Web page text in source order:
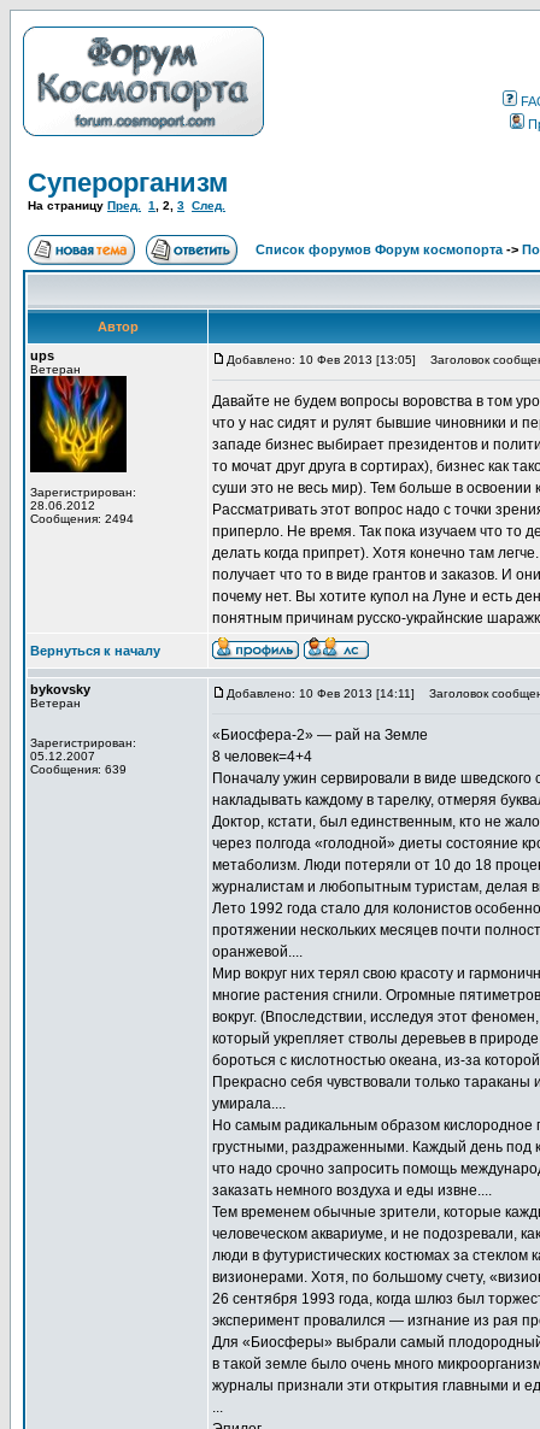
Суперорганизм
На страницу Пред. 1 2 3 След.
Список форумов Форум космопорта ->
Автор
ups
Ветеран
Зарегистрирован:
28.06.2012
Сообщения: 2494
Добавлено: 10 Фев 2013 [13:05] Заголовок
Давайте не будем вопросы воровства в том
что у нас сидят и рулят бывшие чиновники и
западе бизнес выбирает президентов и
то мочат друг друга в сортирах), бизнес как
суши это не весь мир). Тем больше в
Рассматривать этот вопрос надо с точки
приперло. Не время. Так пока изучаем что то
делать когда припрет). Хотя конечно там
получает что то в виде грантов и заказов. И
почему нет. Вы хотите купол на Луне и есть
понятным причинам русско-украйнские
Вернуться к началу
bykovsky
Ветеран
Зарегистрирован:
05.12.2007
Сообщения: 639
Добавлено: 10 Фев 2013 [14:11] Заголовок
«Биосфера-2» — рай на Земле
8 человек=4+4
Поначалу ужин сервировали в виде шведского
накладывать каждому в тарелку, отмеряя
Доктор, кстати, был единственным, кто не
через полгода «голодной» диеты состояние
метаболизм. Люди потеряли от 10 до 18
журналистам и любопытным туристам, делая
Лето 1992 года стало для колонистов
протяжении нескольких месяцев почти
оранжевой....
Мир вокруг них терял свою красоту и
многие растения сгнили. Огромные
вокруг. (Впоследствии, исследуя этот
который укрепляет стволы деревьев в
бороться с кислотностью океана, из-за
Прекрасно себя чувствовали только
умирала....
Но самым радикальным образом кислородное
грустными, раздраженными. Каждый день под
что надо срочно запросить помощь
заказать немного воздуха и еды извне....
Тем временем обычные зрители, которые
человеческом аквариуме, и не подозревали,
люди в футуристических костюмах за стеклом
визионерами. Хотя, по большому счету,
26 сентября 1993 года, когда шлюз был
эксперимент провалился — изгнание из рая
Для «Биосферы» выбрали самый плодородный
в такой земле было очень много
журналы признали эти открытия главными и
...